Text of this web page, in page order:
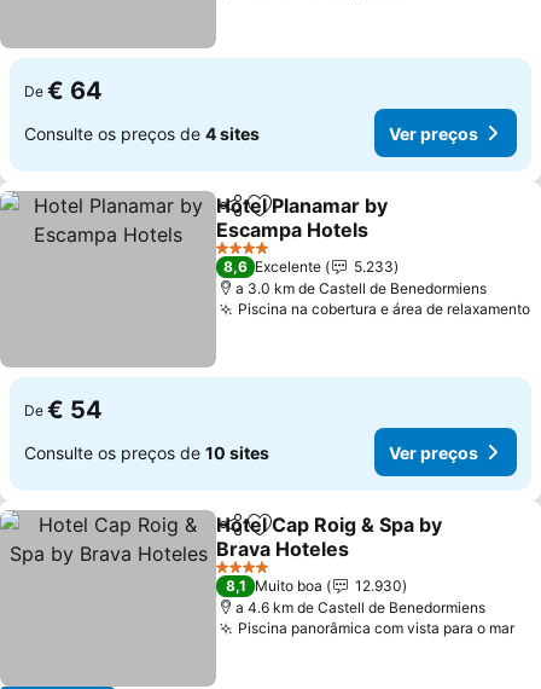
De € 64
Consulte os preços de 4 sites Ver preços
PartilharAdicionar aos favoritos
Hotel Planamar by
Escampa Hotels
4 Estrelas
8,6 Excelente
5.233
a 3.0 km de Castell de Benedormiens
Piscina na cobertura e área de relaxamento
De € 54
Consulte os preços de 10 sites Ver preços
PartilharAdicionar aos favoritos
Hotel Cap Roig & Spa by
Brava Hoteles
4 Estrelas
8,1 Muito boa
12.930
a 4.6 km de Castell de Benedormiens
Piscina panorâmica com vista para o mar